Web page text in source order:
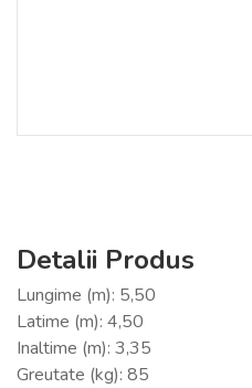
Detalii Produs
Lungime (m): 5,50
Latime (m): 4,50
Inaltime (m): 3,35
Greutate (kg): 85